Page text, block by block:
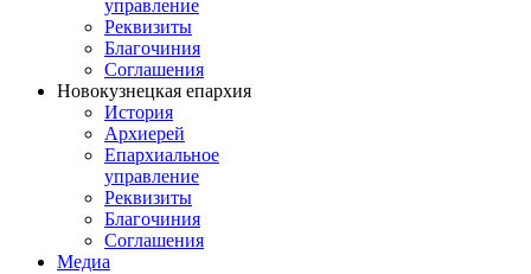
управление
Реквизиты
Благочиния
Соглашения
Новокузнецкая епархия
История
Архиерей
Епархиальное
управление
Реквизиты
Благочиния
Соглашения
Медиа